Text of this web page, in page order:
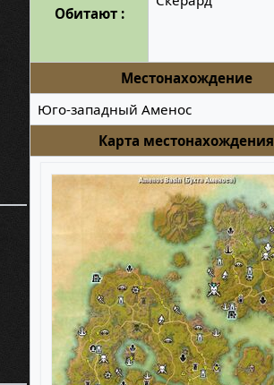
Обитают :
Местонахождение
Юго-западный Аменос
Карта местонахождения